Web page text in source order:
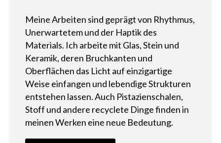
Meine Arbeiten sind geprägt von Rhythmus,
Unerwartetem und der Haptik des
Materials. Ich arbeite mit Glas, Stein und
Keramik, deren Bruchkanten und
Oberflächen das Licht auf einzigartige
Weise einfangen und lebendige Strukturen
entstehen lassen. Auch Pistazienschalen,
Stoff und andere recyclete Dinge finden in
meinen Werken eine neue Bedeutung.